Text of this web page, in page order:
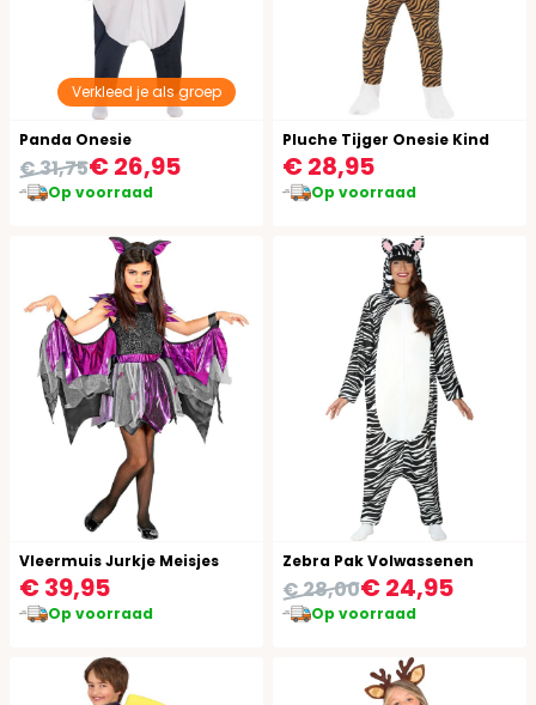
Verkleed je als groep
Panda Onesie
€ 26,95
€ 31,75
Op voorraad
Pluche Tijger Onesie Kind
€ 28,95
Op voorraad
Vleermuis Jurkje Meisjes
€ 39,95
Op voorraad
Zebra Pak Volwassenen
€ 24,95
€ 28,00
Op voorraad